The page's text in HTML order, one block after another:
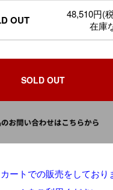
OUT
48,510円(
在庫
SOLD OUT
ートでの販売をしており